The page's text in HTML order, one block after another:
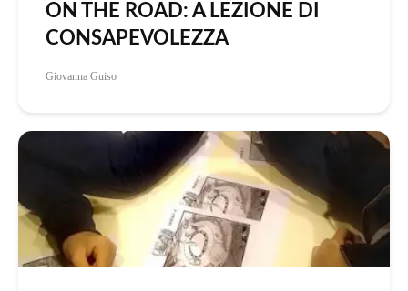
ON THE ROAD: A LEZIONE DI
CONSAPEVOLEZZA
Giovanna Guiso